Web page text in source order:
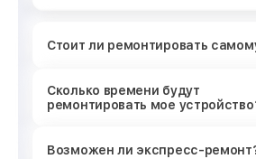
Стоит ли ремонтировать
Сколько времени будут
ремонтировать мое
Возможен ли экспресс-